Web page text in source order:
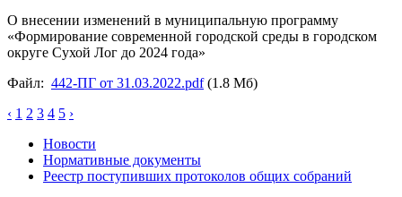
О внесении изменений в муниципальную программу
«Формирование современной городской среды в городском
округе Сухой Лог до 2024 года»
Файл: 442-ПГ от 31.03.2022.pdf(1.8 Мб)
‹ 1 2 3 4 5 ›
Новости
Нормативные документы
Реестр поступивших протоколов общих собраний